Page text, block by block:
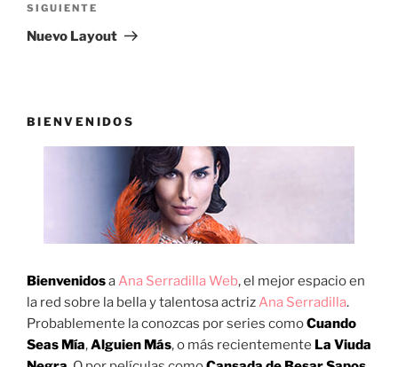
Siguiente
entrada
SIGUIENTE
Nuevo Layout
BIENVENIDOS
BienvenidosaAna Serradilla Web, el mejor espacio en
la red sobre la bella y talentosa actrizAna Serradilla.
Probablemente la conozcas por series comoCuando
Seas Mía,Alguien Más, o más recientemente La Viuda